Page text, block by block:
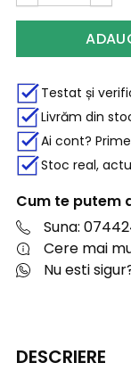
Testat și
Livrăm din
Ai cont?
Stoc real,
Cum te putem
Suna:
Cere mai
Nu esti
DESCRIERE